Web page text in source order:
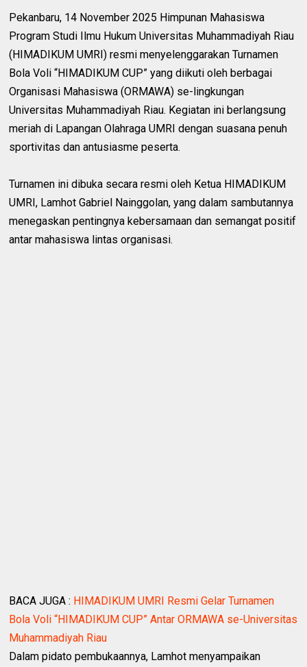
Pekanbaru, 14 November 2025 Himpunan Mahasiswa
Program Studi Ilmu Hukum Universitas Muhammadiyah Riau
(HIMADIKUM UMRI) resmi menyelenggarakan Turnamen
Bola Voli “HIMADIKUM CUP” yang diikuti oleh berbagai
Organisasi Mahasiswa (ORMAWA) se-lingkungan
Universitas Muhammadiyah Riau. Kegiatan ini berlangsung
meriah di Lapangan Olahraga UMRI dengan suasana penuh
sportivitas dan antusiasme peserta.
Turnamen ini dibuka secara resmi oleh Ketua HIMADIKUM
UMRI, Lamhot Gabriel Nainggolan, yang dalam sambutannya
menegaskan pentingnya kebersamaan dan semangat positif
antar mahasiswa lintas organisasi.
BACA JUGA : HIMADIKUM UMRI Resmi Gelar Turnamen
Bola Voli “HIMADIKUM CUP” Antar ORMAWA se-Universitas
Muhammadiyah Riau
Dalam pidato pembukaannya, Lamhot menyampaikan